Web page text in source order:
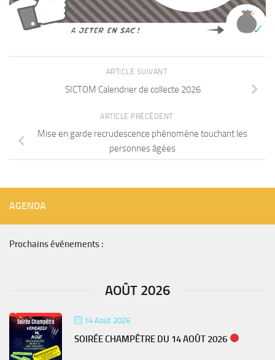
ARTICLE SUIVANT
SICTOM Calendrier de collecte 2026
ARTICLE PRÉCÉDENT
Mise en garde recrudescence phénomène touchant les
personnes âgées
AGENDA
Prochains événements :
AOÛT 2026
14 Août 2026
SOIRÉE CHAMPÊTRE DU 14 AOÛT 2026